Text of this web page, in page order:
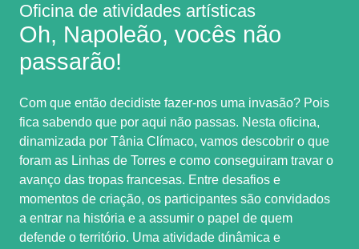
Oficina de atividades artísticas
Oh, Napoleão, vocês não
passarão!
Com que então decidiste fazer-nos uma invasão? Pois
fica sabendo que por aqui não passas. Nesta oficina,
dinamizada por Tânia Clímaco, vamos descobrir o que
foram as Linhas de Torres e como conseguiram travar o
avanço das tropas francesas. Entre desafios e
momentos de criação, os participantes são convidados
a entrar na história e a assumir o papel de quem
defende o território. Uma atividade dinâmica e